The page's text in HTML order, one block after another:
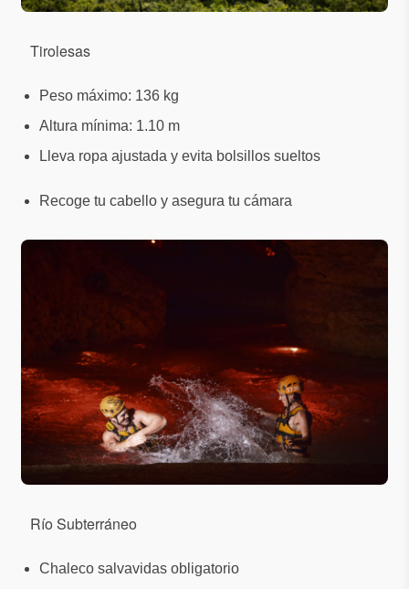
Tirolesas
Peso máximo: 136 kg
Altura mínima: 1.10 m
Lleva ropa ajustada y evita bolsillos sueltos
Recoge tu cabello y asegura tu cámara
Río Subterráneo
Chaleco salvavidas obligatorio